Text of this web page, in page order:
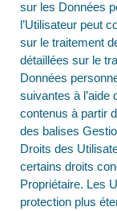
sur les Données
l’Utilisateur peut
sur le traitement
détaillées sur le
Données
suivantes à l’aide
contenus à partir
des balises
Droits des
certains droits
Propriétaire. Les
protection plus